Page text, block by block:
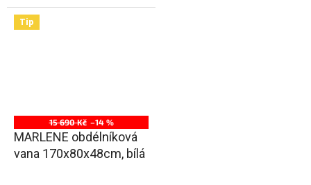
Tip
15 690 Kč –14 %
MARLENE obdélníková
vana 170x80x48cm, bílá